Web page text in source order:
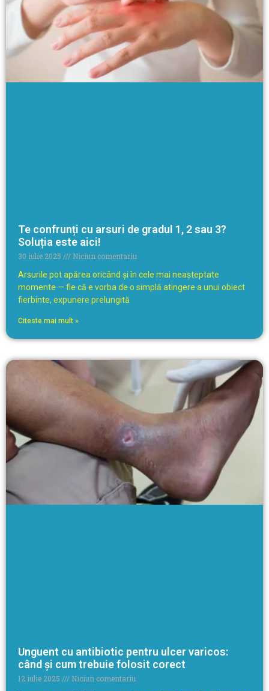
Te confrunți cu arsuri de gradul 1, 2 sau 3?
Soluția este aici!
30 iulie 2025
Niciun comentariu
Arsurile pot apărea oricând și în cele mai neașteptate
momente — fie că e vorba de o simplă atingere a unui obiect
fierbinte, expunere prelungită
Citeste mai mult »
Unguent cu antibiotic pentru ulcer varicos:
când și cum trebuie folosit corect
12 iulie 2025
Niciun comentariu